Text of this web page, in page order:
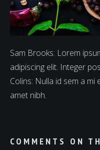
Sam Brooks: Lorem
adipiscing elit. Integer
Colins: Nulla id sem a
amet nibh.
COMMENTS ON